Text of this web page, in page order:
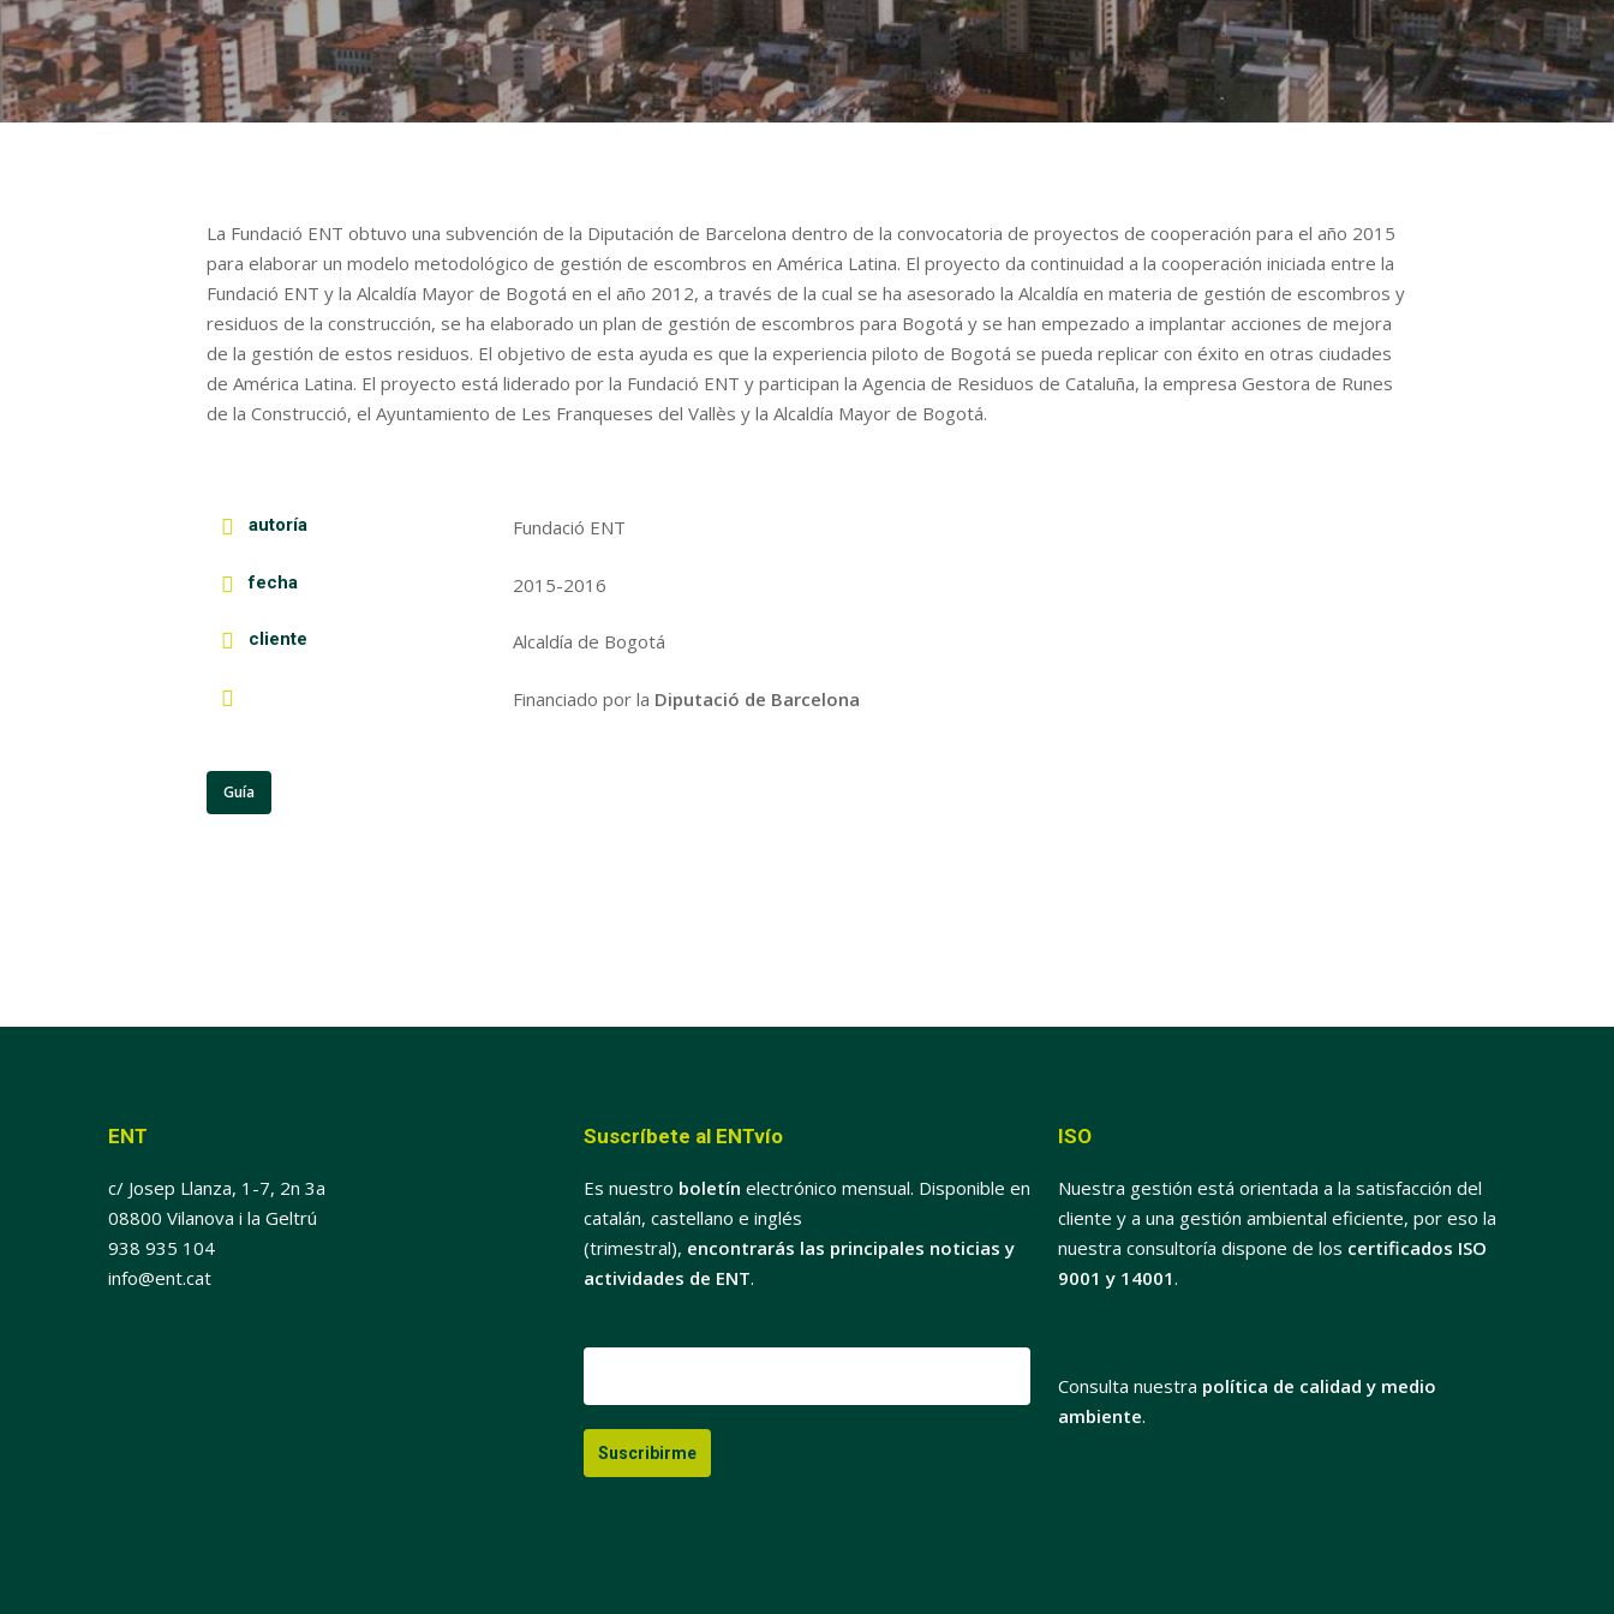
La Fundació ENT obtuvo una subvención de la Diputación de Barcelona dentro de la convocatoria de proyectos de cooperación para el año 2015
para elaborar un modelo metodológico de gestión de escombros en América Latina. El proyecto da continuidad a la cooperación iniciada entre la
Fundació ENT y la Alcaldía Mayor de Bogotá en el año 2012, a través de la cual se ha asesorado la Alcaldía en materia de gestión de escombros y
residuos de la construcción, se ha elaborado un plan de gestión de escombros para Bogotá y se han empezado a implantar acciones de mejora
de la gestión de estos residuos. El objetivo de esta ayuda es que la experiencia piloto de Bogotá se pueda replicar con éxito en otras ciudades
de América Latina. El proyecto está liderado por la Fundació ENT y participan la Agencia de Residuos de Cataluña, la empresa Gestora de Runes
de la Construcció, el Ayuntamiento de Les Franqueses del Vallès y la Alcaldía Mayor de Bogotá.
autoría Fundació ENT
fecha 2015-2016
cliente Alcaldía de Bogotá
Financiado por la Diputació de Barcelona
Guía
ENT
c/ Josep Llanza, 1-7, 2n 3a
08800 Vilanova i la Geltrú
938 935 104
info@ent.cat
Suscríbete al ENTvío
Es nuestro boletín electrónico mensual. Disponible en
catalán, castellano e inglés
(trimestral), encontrarás las principales noticias y
actividades de ENT.
ISO
Nuestra gestión está orientada a la satisfacción del
cliente y a una gestión ambiental eficiente, por eso la
nuestra consultoría dispone de los certificados ISO
9001 y 14001.
Consulta nuestra política de calidad y medio
ambiente.